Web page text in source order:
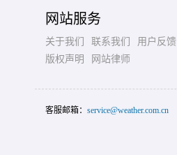
网站服务
关于我们 联系我们
用户反馈
版权声明
网站律师
客服邮箱： service@weather.com.cn